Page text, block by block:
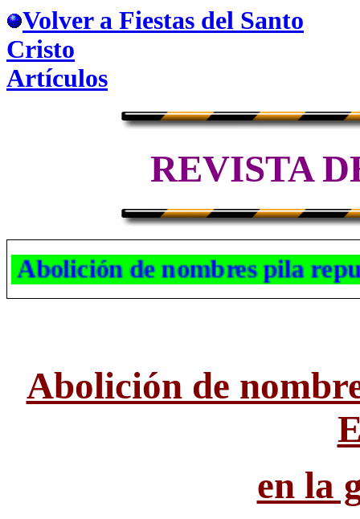
Volver a Fiestas del Santo
Cristo
Artículos
REVISTA
Abolición de nombres
Abolición de
en la